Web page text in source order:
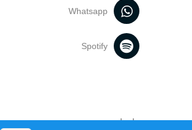
Whatsapp
Spotify
בתכנים אלה לדעתך מפר זכויות